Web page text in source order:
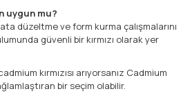
uygun mu?
düzeltme ve form kurma çalışmalarını
güvenli bir kırmızı olarak yer
kırmızısı arıyorsanız Cadmium
bir seçim olabilir.